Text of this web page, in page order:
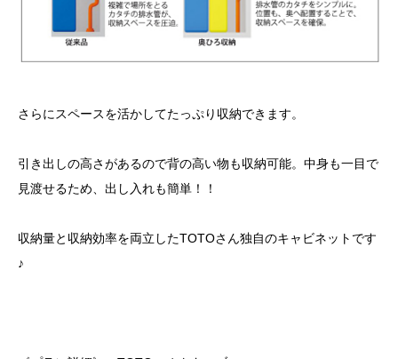
さらにスペースを活かしてたっぷり収納できます。
引き出しの高さがあるので背の高い物も収納可能。中身も一目で
見渡せるため、出し入れも簡単！！
収納量と収納効率を両立したTOTOさん独自のキャビネットです
♪